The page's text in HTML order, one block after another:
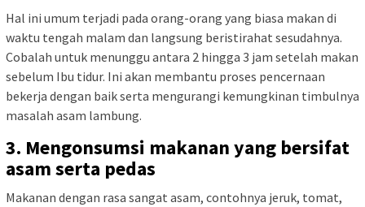
Hal ini umum terjadi pada orang-orang yang biasa makan di
waktu tengah malam dan langsung beristirahat sesudahnya.
Cobalah untuk menunggu antara 2 hingga 3 jam setelah makan
sebelum Ibu tidur. Ini akan membantu proses pencernaan
bekerja dengan baik serta mengurangi kemungkinan timbulnya
masalah asam lambung.
3. Mengonsumsi makanan yang bersifat
asam serta pedas
Makanan dengan rasa sangat asam, contohnya jeruk, tomat,